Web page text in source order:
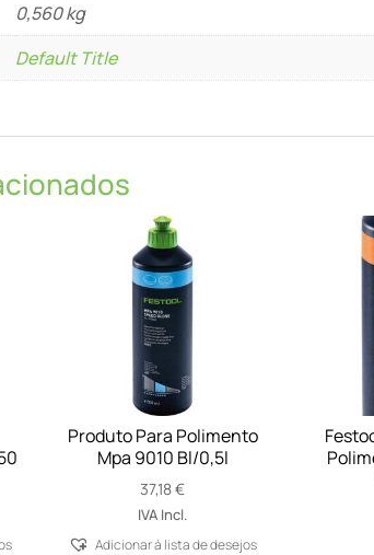
0,560 kg
Default Title
Produto Para Polimento
Mpa 9010 Bl/0,5l
37,18€
IVA Incl.
Adicionar á lista de desejos